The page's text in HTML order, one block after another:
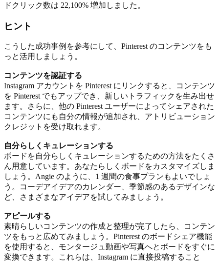
ドクリック数は 22,100% 増加しました。
ヒント
こうした成功事例を参考にして、Pinterest のコンテンツをも
っと活用しましょう。
コンテンツを認証する
Instagram アカウントを Pinterest にリンクすると、コンテンツ
を Pinterest でもアップでき、新しいトラフィックを生み出せ
ます。さらに、他の Pinterest ユーザーによってシェアされた
コンテンツにも自分の情報が追加され、アトリビューション
クレジットを受け取れます。
自分らしくキュレーションする
ボードを自分らしくキュレーションするための方法をたくさ
ん用意しています。あなたらしくボードをカスタマイズしま
しょう。Angie のように、1 週間の食事プランもよいでしょ
う。コーデアイデアのカレンダー、季節感のあるデザインな
ど、さまざまなアイデアを試してみましょう。
アピールする
素晴らしいコンテンツの作成と整理が完了したら、コンテン
ツをもっと広めてみましょう。Pinterest のボードシェア機能
を使用すると、モンタージュ動画や写真へとボードをすぐに
変換できます。これらは、Instagram に直接投稿すること